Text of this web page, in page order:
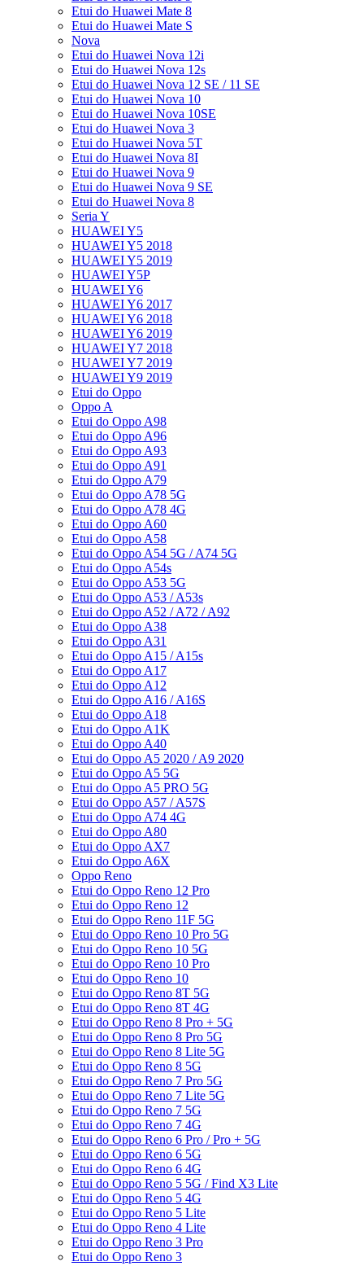
Etui do Huawei Mate 8
Etui do Huawei Mate S
Nova
Etui do Huawei Nova 12i
Etui do Huawei Nova 12s
Etui do Huawei Nova 12 SE / 11 SE
Etui do Huawei Nova 10
Etui do Huawei Nova 10SE
Etui do Huawei Nova 3
Etui do Huawei Nova 5T
Etui do Huawei Nova 8I
Etui do Huawei Nova 9
Etui do Huawei Nova 9 SE
Etui do Huawei Nova 8
Seria Y
HUAWEI Y5
HUAWEI Y5 2018
HUAWEI Y5 2019
HUAWEI Y5P
HUAWEI Y6
HUAWEI Y6 2017
HUAWEI Y6 2018
HUAWEI Y6 2019
HUAWEI Y7 2018
HUAWEI Y7 2019
HUAWEI Y9 2019
Etui do Oppo
Oppo A
Etui do Oppo A98
Etui do Oppo A96
Etui do Oppo A93
Etui do Oppo A91
Etui do Oppo A79
Etui do Oppo A78 5G
Etui do Oppo A78 4G
Etui do Oppo A60
Etui do Oppo A58
Etui do Oppo A54 5G / A74 5G
Etui do Oppo A54s
Etui do Oppo A53 5G
Etui do Oppo A53 / A53s
Etui do Oppo A52 / A72 / A92
Etui do Oppo A38
Etui do Oppo A31
Etui do Oppo A15 / A15s
Etui do Oppo A17
Etui do Oppo A12
Etui do Oppo A16 / A16S
Etui do Oppo A18
Etui do Oppo A1K
Etui do Oppo A40
Etui do Oppo A5 2020 / A9 2020
Etui do Oppo A5 5G
Etui do Oppo A5 PRO 5G
Etui do Oppo A57 / A57S
Etui do Oppo A74 4G
Etui do Oppo A80
Etui do Oppo AX7
Etui do Oppo A6X
Oppo Reno
Etui do Oppo Reno 12 Pro
Etui do Oppo Reno 12
Etui do Oppo Reno 11F 5G
Etui do Oppo Reno 10 Pro 5G
Etui do Oppo Reno 10 5G
Etui do Oppo Reno 10 Pro
Etui do Oppo Reno 10
Etui do Oppo Reno 8T 5G
Etui do Oppo Reno 8T 4G
Etui do Oppo Reno 8 Pro + 5G
Etui do Oppo Reno 8 Pro 5G
Etui do Oppo Reno 8 Lite 5G
Etui do Oppo Reno 8 5G
Etui do Oppo Reno 7 Pro 5G
Etui do Oppo Reno 7 Lite 5G
Etui do Oppo Reno 7 5G
Etui do Oppo Reno 7 4G
Etui do Oppo Reno 6 Pro / Pro + 5G
Etui do Oppo Reno 6 5G
Etui do Oppo Reno 6 4G
Etui do Oppo Reno 5 5G / Find X3 Lite
Etui do Oppo Reno 5 4G
Etui do Oppo Reno 5 Lite
Etui do Oppo Reno 4 Lite
Etui do Oppo Reno 3 Pro
Etui do Oppo Reno 3